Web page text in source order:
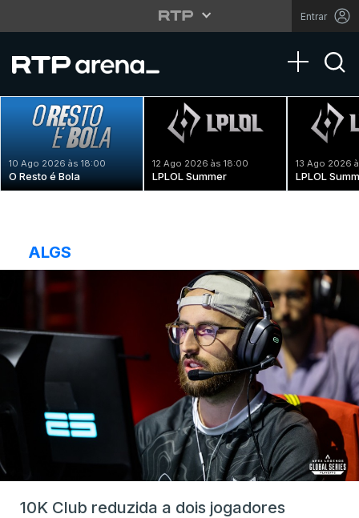
Entrar
Toggle
10 Ago 2026 às 18:00
O Resto é Bola
12 Ago 2026 às 18:00
LPLOL Summer
13 Ago 2026
LPLOL
ALGS
10K Club reduzida a dois jogadores